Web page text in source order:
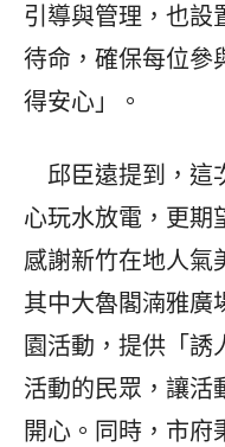
引導與管理，也設
待命，確保每位參
得安心」。
邱臣遠提到，這
心玩水放電，更期
感謝新竹在地人氣
其中大魯閣湳雅廣
園活動，提供「誘
活動的民眾，讓活
開心。同時，市府